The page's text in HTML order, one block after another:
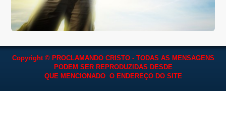
Copyright © PROCLAMANDO CRISTO - TODAS AS MENSAGENS
PODEM SER REPRODUZIDAS DESDE
QUE MENCIONADO O ENDEREÇO DO SITE